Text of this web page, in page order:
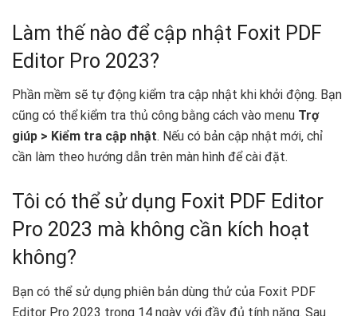
Làm thế nào để cập nhật Foxit PDF
Editor Pro 2023?
Phần mềm sẽ tự động kiểm tra cập nhật khi khởi động. Bạn
cũng có thể kiểm tra thủ công bằng cách vào menu Trợ
giúp > Kiểm tra cập nhật. Nếu có bản cập nhật mới, chỉ
cần làm theo hướng dẫn trên màn hình để cài đặt.
Tôi có thể sử dụng Foxit PDF Editor
Pro 2023 mà không cần kích hoạt
không?
Bạn có thể sử dụng phiên bản dùng thử của Foxit PDF
Editor Pro 2023 trong 14 ngày với đầy đủ tính năng. Sau